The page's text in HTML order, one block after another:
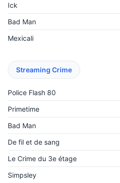
Ick
Bad Man
Mexicali
Streaming Crime
Police Flash 80
Primetime
Bad Man
De fil et de sang
Le Crime du 3e étage
Simpsley